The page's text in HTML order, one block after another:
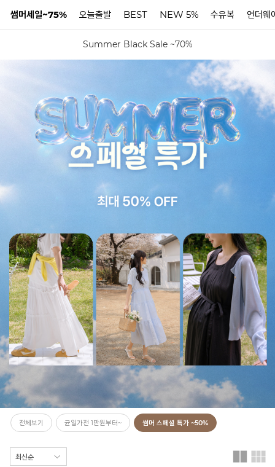
썸머세일~75% 오늘출발 BEST NEW 5% 수유복 언더웨
Summer Black Sale ~70%
전체보기 균일가전 1만원부터~ 썸머 스페셜 특가 ~50%